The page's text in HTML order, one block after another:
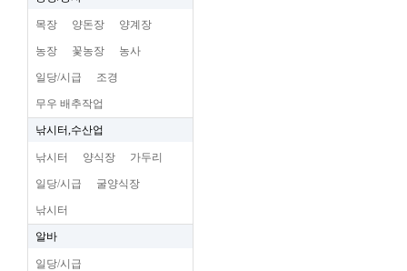
목장 양돈장 양계장
농장 꽃농장 농사
일당/시급 조경
무우 배추작업
낚시터,수산업
낚시터 양식장 가두리
일당/시급 굴양식장
낚시터
알바
일당/시급